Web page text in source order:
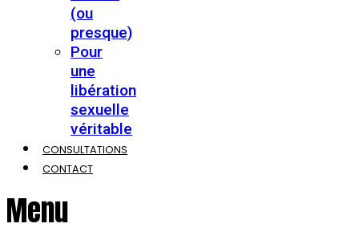
(ou
presque)
Pour
une
libération
sexuelle
véritable
CONSULTATIONS
CONTACT
Menu